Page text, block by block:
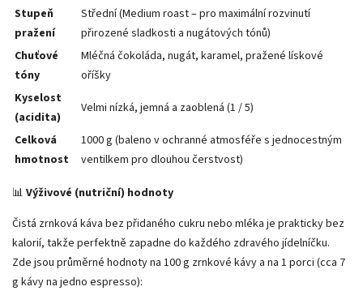
Stupeň
pražení
Střední (Medium roast – pro maximální rozvinutí
přirozené sladkosti a nugátových tónů)
Chuťové
tóny
Mléčná čokoláda, nugát, karamel, pražené lískové
oříšky
Kyselost
(acidita)
Velmi nízká, jemná a zaoblená (1 / 5)
Celková
hmotnost
1000 g (baleno v ochranné atmosféře s jednocestným
ventilkem pro dlouhou čerstvost)
📊 Výživové (nutriční) hodnoty
Čistá zrnková káva bez přidaného cukru nebo mléka je prakticky bez
kalorií, takže perfektně zapadne do každého zdravého jídelníčku.
Zde jsou průměrné hodnoty na 100 g zrnkové kávy a na 1 porci (cca 7
g kávy na jedno espresso):